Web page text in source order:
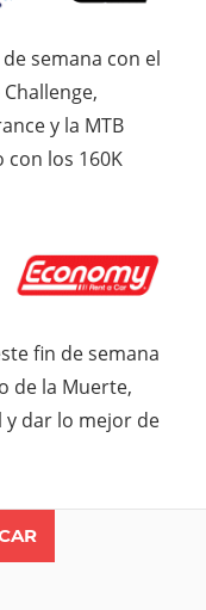
semana con el
y la MTB
con los 160K
fin de semana
de la Muerte,
y dar lo mejor de